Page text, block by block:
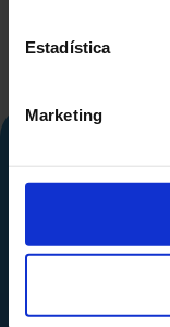
Estadística
Marketing